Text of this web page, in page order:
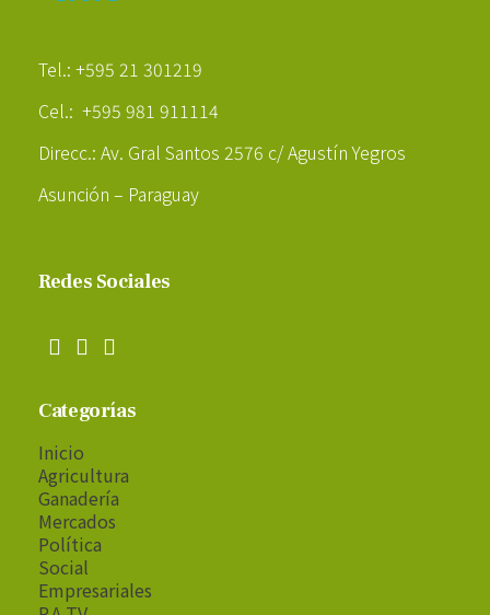
Tel.: +595 21 301219
Cel.: +595 981 911114
Direcc.: Av. Gral Santos 2576 c/ Agustín Yegros
Asunción – Paraguay
Redes Sociales
Categorías
Inicio
Agricultura
Ganadería
Mercados
Política
Social
Empresariales